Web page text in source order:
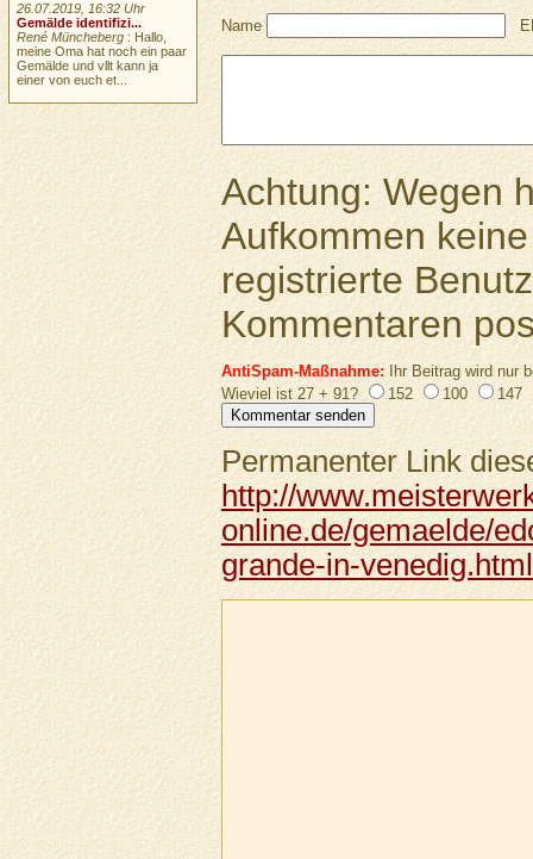
Name
Achtung: Wegen
Aufkommen
registrierte
Kommentaren
AntiSpam-Maßnahme:Ihr Beitrag wird nur
Wieviel ist 27 + 91?
152 100 147
Permanenter Link
http://
online.de/gemaelde/
grande-in-venedig.html
26.07.2019, 16:32 Uhr
Gemälde identifizi...
René Müncheberg : Hallo,
meine Oma hat noch ein paar
Gemälde und vllt kann ja
einer von euch et...